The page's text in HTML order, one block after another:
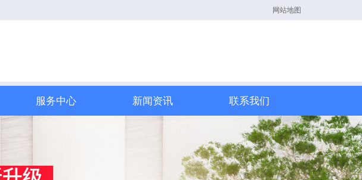
网站地图
服务中心 新闻资讯 联系我们